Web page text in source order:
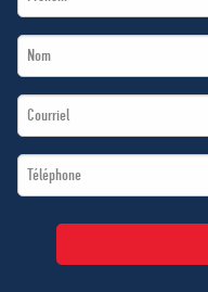
Name
Last
Name
Email
*
Téléphone
*